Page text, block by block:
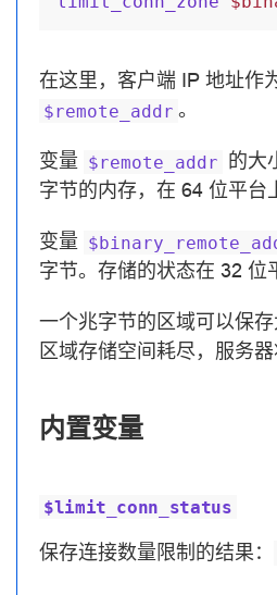
在这里，客户端 IP 地址作
$remote_addr 。
变量 $remote_addr 的大
字节的内存，在 64 位平台
变量
字节。存储的状态在 32 位
一个兆字节的区域可以保
区域存储空间耗尽，服务
内置变量
$limit_conn_status
保存连接数量限制的结果：